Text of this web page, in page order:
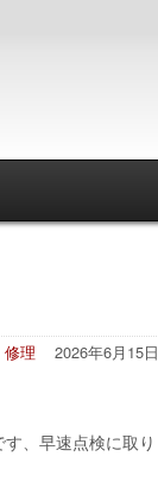
2026年6月15日
修理
、早速点検に取り